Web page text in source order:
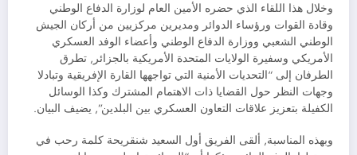
وخلال هذا اللقاء الذي حضره الأمين العام لوزارة الدفاع الوطني
وقادة القوات ورؤساء الدوائر ومديرين مركزيين من أركان الجيش
الوطني الشعبي ووزارة الدفاع الوطني وأعضاء الوفد العسكري
الأمريكي وسفيرة الولايات المتحدة الأمريكية بالجزائر, تطرق
الطرفان إلى “التحديات الأمنية التي تواجهها القارة الإفريقية وتبادلا
وجهات النظر حول القضايا ذات الاهتمام المشترك وكذا الوسائل
الكفيلة بتعزيز علاقات التعاون العسكري بين البلدين”, يضيف البيان.
وبهذه المناسبة, ألقى الفريق أول السعيد شنقريحة كلمة رحب في